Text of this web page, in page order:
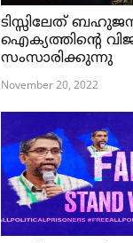
ടിസ്സിലേത്
ഐക്യത്തിന്റെ
സംസാരിക്കുന്നു
November 20, 2022